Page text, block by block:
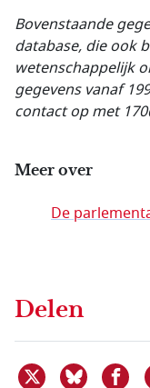
Bovenstaande
database, die ook
wetenschappelijk
gegevens vanaf
contact op met
Meer over
De
Delen
Deel dit item
Deel